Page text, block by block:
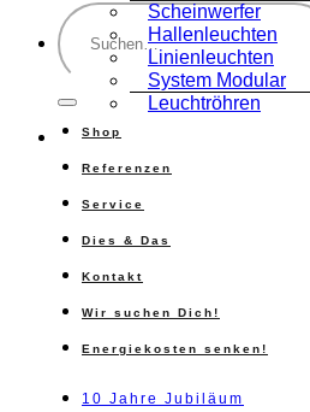
Suche
nach:
Scheinwerfer
Hallenleuchten
Linienleuchten
System Modular
Leuchtröhren
Shop
Referenzen
Service
Dies & Das
Kontakt
Wir suchen Dich!
Energiekosten senken!
10 Jahre Jubiläum